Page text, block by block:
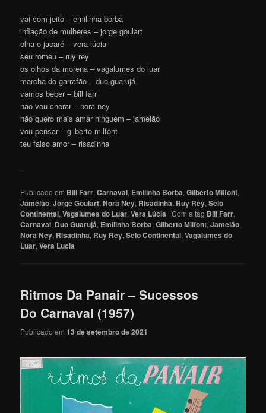
vai com jeito – emilinha borba
inflação de mulheres – jorge goulart
olha o jacaré – vera lúcia
seu romeu – ruy rey
os olhos da morena – vagalumes do luar
marcha do garrafão – duo guarujá
vamos beber – bill farr
não vou chorar – nora ney
não quero mais amar ninguém – jamelão
vou pensar – gilberto milfont
teu falso amor – risadinha
.
Publicado em Bill Farr,Carnaval, Emilinha Borba,Gilberto Milfont,
Jamelão,Jorge Goulart,Nora Ney, Risadinha, Ruy Rey,Selo
Continental,Vagalumes do Luar,Vera Lúcia |Com a tag Bill Farr,
Carnaval, Duo Guarujá, Emilinha Borba,Gilberto Milfont,Jamelão,
Nora Ney, Risadinha, Ruy Rey,Selo Continental,Vagalumes do
Luar,Vera Lucia
Ritmos Da Panair – Sucessos
Do Carnaval (1957)
Publicado em13 de setembro de 2021